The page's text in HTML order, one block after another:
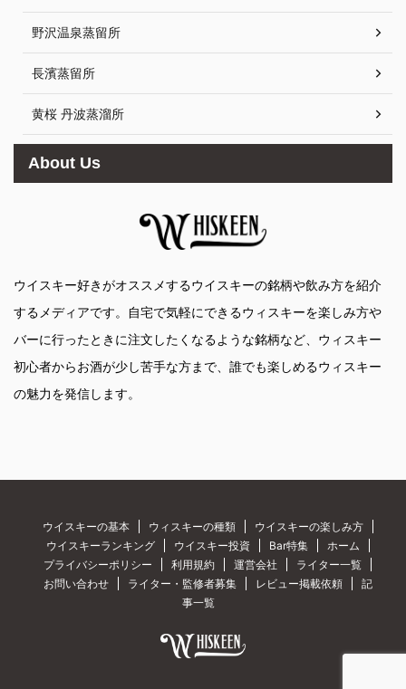
野沢温泉蒸留所
長濱蒸留所
黄桜 丹波蒸溜所
About Us
ウイスキー好きがオススメするウイスキーの銘柄や飲み方を紹介
するメディアです。自宅で気軽にできるウィスキーを楽しみ方や
バーに行ったときに注文したくなるような銘柄など、ウィスキー
初心者からお酒が少し苦手な方まで、誰でも楽しめるウィスキー
の魅力を発信します。
ウイスキーの基本 ウィスキーの種類
ウイスキーの楽しみ方
ウイスキーランキング
ウイスキー投資 Bar特集
ホーム
プライバシーポリシー
利用規約 運営会社
ライター一覧
お問い合わせ
ライター・監修者募集 レビュー掲載依頼
記
事一覧